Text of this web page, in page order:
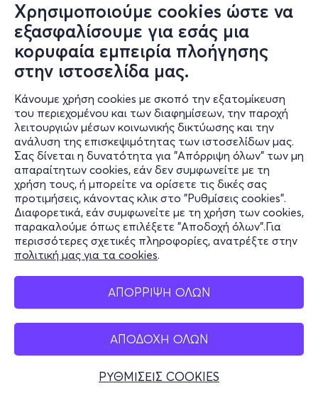
Χρησιμοποιούμε cookies ώστε να
εξασφαλίσουμε για εσάς μια
κορυφαία εμπειρία πλοήγησης
στην ιστοσελίδα μας.
Κάνουμε χρήση cookies με σκοπό την εξατομίκευση
του περιεχομένου και των διαφημίσεων, την παροχή
λειτουργιών μέσων κοινωνικής δικτύωσης και την
ανάλυση της επισκεψιμότητας των ιστοσελίδων μας.
Σας δίνεται η δυνατότητα για "Απόρριψη όλων" των μη
απαραίτητων cookies, εάν δεν συμφωνείτε με τη
χρήση τους, ή μπορείτε να ορίσετε τις δικές σας
προτιμήσεις, κάνοντας κλικ στο "Ρυθμίσεις cookies".
Διαφορετικά, εάν συμφωνείτε με τη χρήση των cookies,
παρακαλούμε όπως επιλέξετε "Αποδοχή όλων".Για
περισσότερες σχετικές πληροφορίες, ανατρέξτε στην
πολιτική μας για τα cookies.
ΑΠΟΡΡΙΨΗ ΟΛΩΝ
ΑΠΟΔΟΧΗ ΟΛΩΝ
ΡΥΘΜΙΣΕΙΣ COOKIES